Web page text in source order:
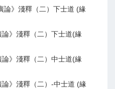
》淺釋（二）下士道 (緣
》淺釋（二）下士道(緣
》淺釋（二）中士道(緣
》淺釋（二）-中士道 (緣